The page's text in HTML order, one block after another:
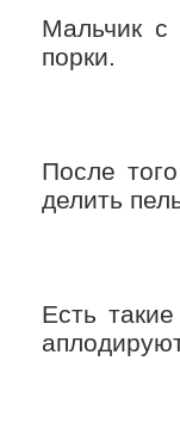
Мальчик с
порки.
После
делить
Есть